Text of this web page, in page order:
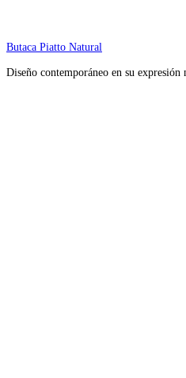
Butaca Piatto Natural
Diseño contemporáneo en su expresión